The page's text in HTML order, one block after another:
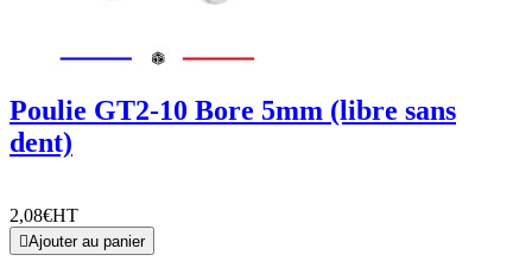
Poulie GT2-10 Bore 5mm (libre sans
dent)
2,08€HT
Ajouter au panier